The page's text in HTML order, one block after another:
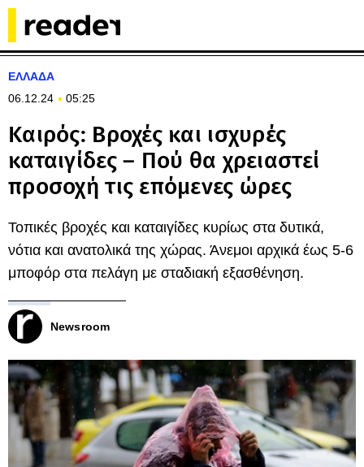
ΕΛΛΑΔΑ
06.12.24
05:25
Καιρός: Βροχές και ισχυρές
καταιγίδες – Πού θα χρειαστεί
προσοχή τις επόμενες ώρες
Τοπικές βροχές και καταιγίδες κυρίως στα δυτικά,
νότια και ανατολικά της χώρας. Άνεμοι αρχικά έως 5-6
μποφόρ στα πελάγη με σταδιακή εξασθένηση.
Newsroom